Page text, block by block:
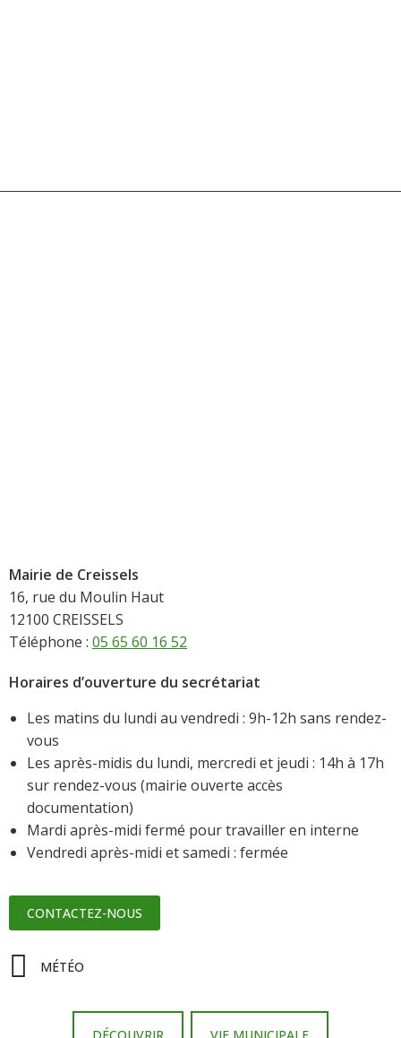
Mairie de Creissels
16, rue du Moulin Haut
12100 CREISSELS
Téléphone : 05 65 60 16 52
Horaires d’ouverture du secrétariat
Les matins du lundi au vendredi : 9h-12h sans rendez-
vous
Les après-midis du lundi, mercredi et jeudi : 14h à 17h
sur rendez-vous (mairie ouverte accès
documentation)
Mardi après-midi fermé pour travailler en interne
Vendredi après-midi et samedi : fermée
CONTACTEZ-NOUS
MÉTÉO
DÉCOUVRIR VIE MUNICIPALE